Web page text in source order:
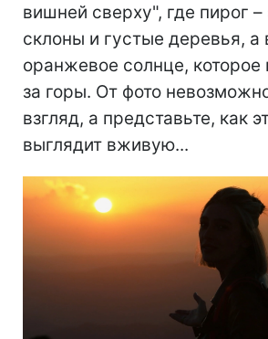
вишней сверху", где пирог –
склоны и густые деревья, а
оранжевое солнце, которое
за горы. От фото
взгляд, а представьте, как
выглядит вживую...